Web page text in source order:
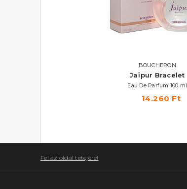
BOUCHERON
Jaïpur Bracelet
Eau De Parfum 100 ml
14.260 Ft
Fel az oldal tetejére!